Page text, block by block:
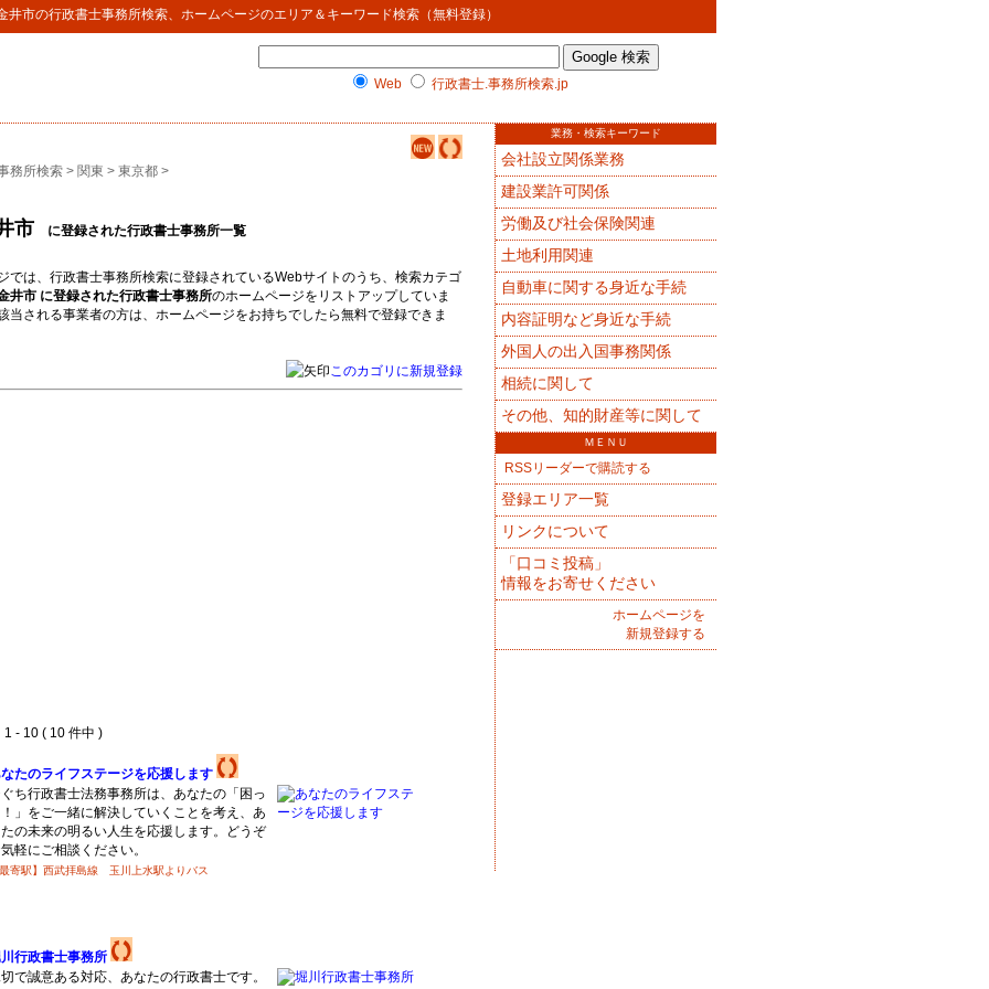
井市の行政書士事務所検索、ホームページのエリア＆キーワード検索（無料登録）
Web 行政書士.事務所検索.jp
務所検索 > 関東 > 東京都 >
市 に登録された行政書士事務所一覧
では、行政書士事務所検索に登録されているWebサイトのうち、検索カテゴ
井市 に登録された行政書士事務所のホームページをリストアップしていま
当される事業者の方は、ホームページをお持ちでしたら無料で登録できま
このカゴリに新規登録
10 ( 10 件中 )
たのライフステージを応援します
ち行政書士法務事務所は、あなたの「困っ
」をご一緒に解決していくことを考え、あ
の未来の明るい人生を応援します。どうぞ
軽にご相談ください。
寄駅】西武拝島線 玉川上水駅よりバス
行政書士事務所
で誠意ある対応、あなたの行政書士です。
業務・検索キーワード
会社設立関係業務
建設業許可関係
労働及び社会保険関連
土地利用関連
自動車に関する身近な手続
内容証明など身近な手続
外国人の出入国事務関係
相続に関して
その他、知的財産等に関して
ＭＥＮＵ
RSSリーダーで購読する
登録エリア一覧
リンクについて
「口コミ投稿」
情報をお寄せください
ホームページを
新規登録する